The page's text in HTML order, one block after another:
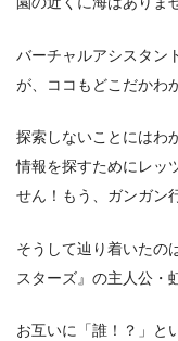
バーチャルアシスタン
が、ココもどこだかわ
探索しないことにはわ
情報を探すためにレッ
せん！もう、ガンガン
そうして辿り着いたの
スターズ』の主人公・
お互いに「誰！？」と